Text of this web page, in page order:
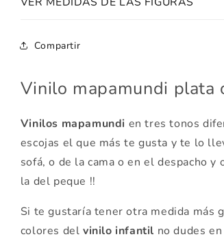
Compartir
Vinilo mapamundi plata
Vinilos mapamundi en tres tonos
escojas el que más te gusta y te lo
sofá, o de la cama o en el despacho
la del peque !!
Si te gustaría tener otra medida más
colores del vinilo infantil no dudes